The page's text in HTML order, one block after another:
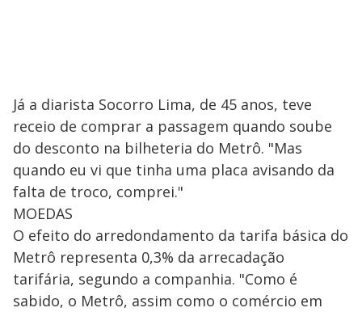
Já a diarista Socorro Lima, de 45 anos, teve
receio de comprar a passagem quando soube
do desconto na bilheteria do Metrô. "Mas
quando eu vi que tinha uma placa avisando da
falta de troco, comprei."
MOEDAS
O efeito do arredondamento da tarifa básica do
Metrô representa 0,3% da arrecadação
tarifária, segundo a companhia. "Como é
sabido, o Metrô, assim como o comércio em